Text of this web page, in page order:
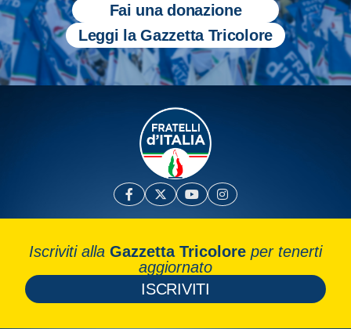
Fai una donazione
Leggi la Gazzetta Tricolore
Iscriviti alla Gazzetta Tricolore per tenerti
aggiornato
ISCRIVITI